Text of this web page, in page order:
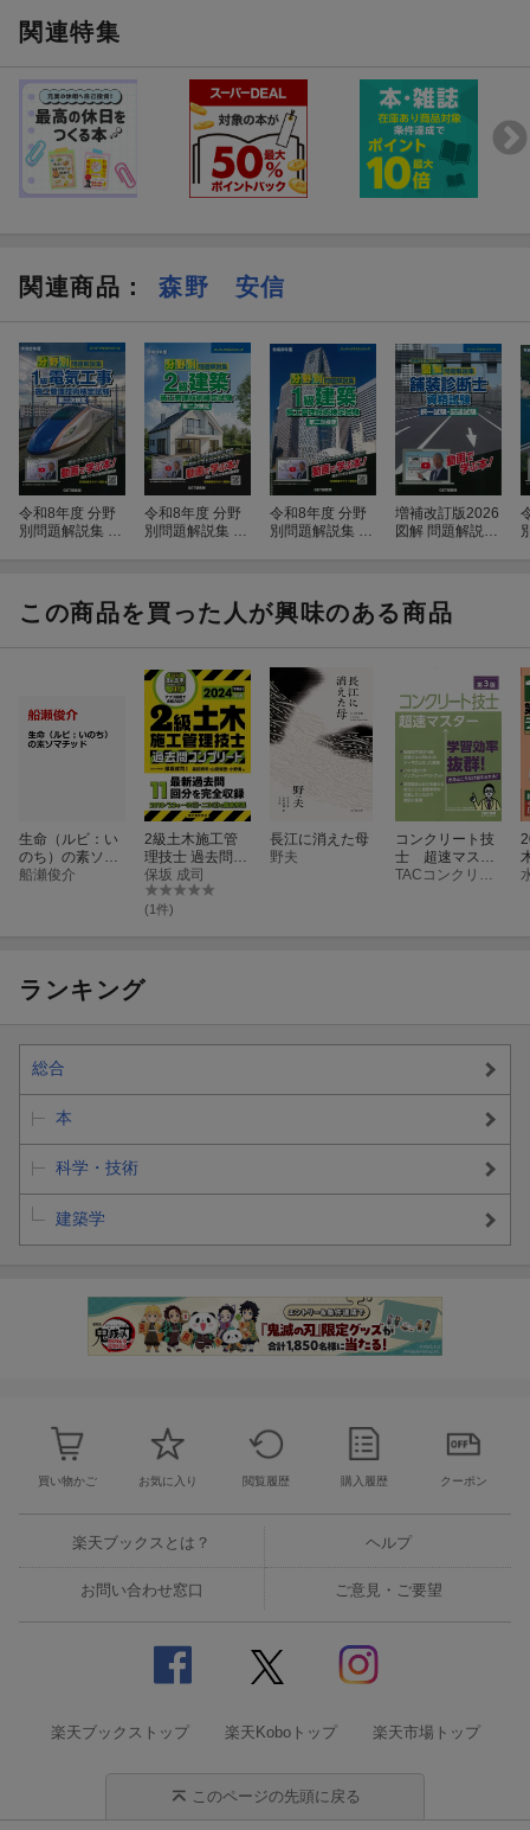
関連特集
関連商品 ： 森野 安信
令和8年度 分野
別問題解説集 1
令和8年度 分野
別問題解説集 2
令和8年度 分野
別問題解説集 1
増補改訂版2026
図解 問題解説集
この商品を買った人が興味のある商品
生命（ルビ：い
のち）の素ソマ
チッド
船瀬俊介
2級土木施工管
理技士 過去問コ
ンプリート 202
4年版
保坂 成司
(1件)
長江に消えた母
野夫
コンクリート技
士 超速マスタ
ー 第3版
ランキング
総合
本
科学・技術
建築学
買い物かご お気に入り 閲覧履歴 購入履歴 クーポン
楽天ブックスとは？ ヘルプ
お問い合わせ窓口 ご意見・ご要望
楽天ブックストップ 楽天Koboトップ 楽天市場トップ
このページの先頭に戻る